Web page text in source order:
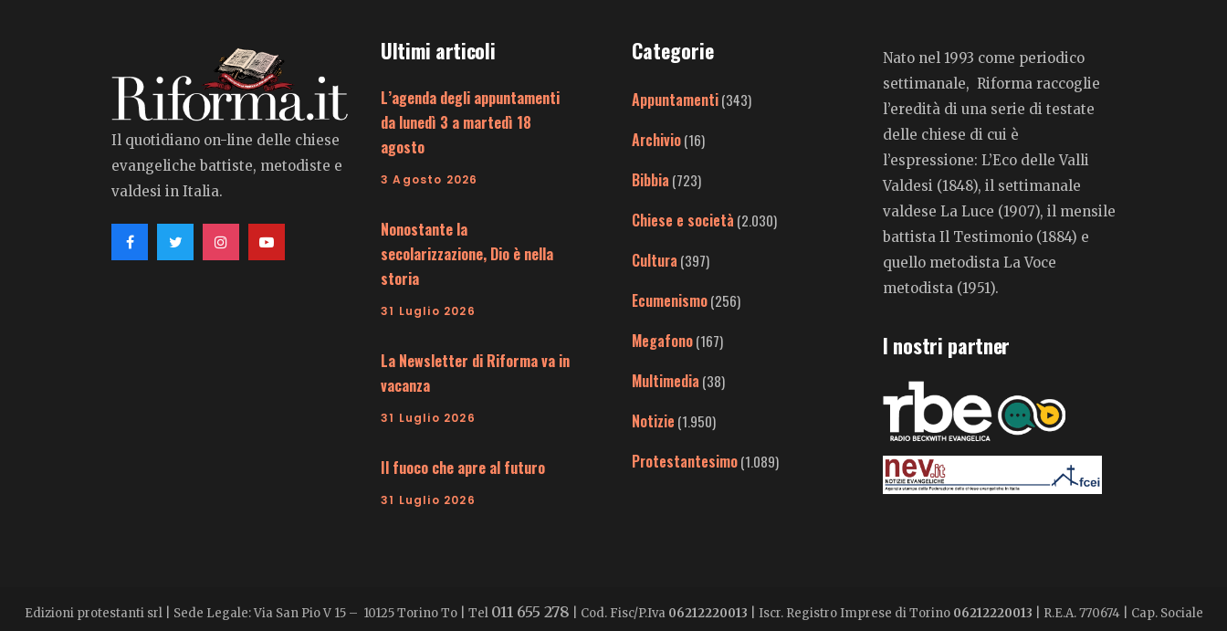
Il quotidiano on-line delle chiese
evangeliche battiste, metodiste e
valdesi in Italia.
Ultimi articoli
L’agenda degli appuntamenti
da lunedì 3 a martedì 18
agosto
3 Agosto 2026
Nonostante la
secolarizzazione, Dio è nella
storia
31 Luglio 2026
La Newsletter di Riforma va in
vacanza
31 Luglio 2026
Il fuoco che apre al futuro
31 Luglio 2026
Categorie
Appuntamenti(343)
Archivio(16)
Bibbia (723)
Chiese e società (2.030)
Cultura (397)
Ecumenismo(256)
Megafono(167)
Multimedia (38)
Notizie (1.950)
Protestantesimo(1.089)
Nato nel 1993 come periodico
settimanale, Riforma raccoglie
l’eredità di una serie di testate
delle chiese di cui è
l’espressione: L’Eco delle Valli
Valdesi (1848), il settimanale
valdese La Luce (1907), il mensile
battista Il Testimonio (1884) e
quello metodista La Voce
metodista (1951).
I nostri partner
Edizioni protestanti srl | Sede Legale: Via San Pio V 15 – 10125 Torino To | Tel 011 655 278 | Cod. Fisc/P.Iva 06212220013 | Iscr. Registro Imprese di Torino 06212220013 | R.E.A. 770674 | Cap. Sociale